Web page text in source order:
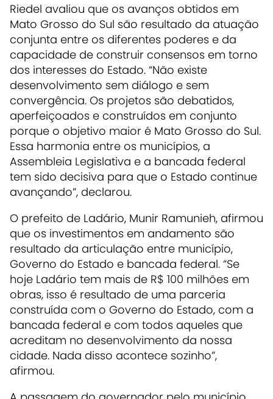
Riedel avaliou que os avanços obtidos em
Mato Grosso do Sul são resultado da atuação
conjunta entre os diferentes poderes e da
capacidade de construir consensos em torno
dos interesses do Estado. “Não existe
desenvolvimento sem diálogo e sem
convergência. Os projetos são debatidos,
aperfeiçoados e construídos em conjunto
porque o objetivo maior é Mato Grosso do Sul.
Essa harmonia entre os municípios, a
Assembleia Legislativa e a bancada federal
tem sido decisiva para que o Estado continue
avançando”, declarou.
O prefeito de Ladário, Munir Ramunieh, afirmou
que os investimentos em andamento são
resultado da articulação entre município,
Governo do Estado e bancada federal. “Se
hoje Ladário tem mais de R$ 100 milhões em
obras, isso é resultado de uma parceria
construída com o Governo do Estado, com a
bancada federal e com todos aqueles que
acreditam no desenvolvimento da nossa
cidade. Nada disso acontece sozinho”,
afirmou.